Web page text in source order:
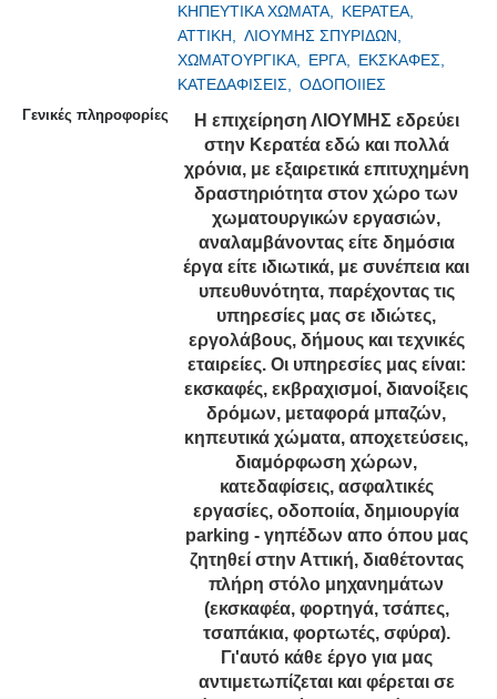
ΚΗΠΕΥΤΙΚΑ ΧΩΜΑΤΑ,
ΚΕΡΑΤΕΑ,
ΑΤΤΙΚΗ,
ΛΙΟΥΜΗΣ ΣΠΥΡΙΔΩΝ,
ΧΩΜΑΤΟΥΡΓΙΚΑ,
ΕΡΓΑ,
ΕΚΣΚΑΦΕΣ,
ΚΑΤΕΔΑΦΙΣΕΙΣ,
ΟΔΟΠΟΙΙΕΣ
Γενικές πληροφορίες
Η επιχείρηση ΛΙΟΥΜΗΣ εδρεύει
στην Κερατέα εδώ και πολλά
χρόνια, με εξαιρετικά επιτυχημένη
δραστηριότητα στον χώρο των
χωματουργικών εργασιών,
αναλαμβάνοντας είτε δημόσια
έργα είτε ιδιωτικά, με συνέπεια και
υπευθυνότητα, παρέχοντας τις
υπηρεσίες μας σε ιδιώτες,
εργολάβους, δήμους και τεχνικές
εταιρείες. Οι υπηρεσίες μας είναι:
εκσκαφές, εκβραχισμοί, διανοίξεις
δρόμων, μεταφορά μπαζών,
κηπευτικά χώματα, αποχετεύσεις,
διαμόρφωση χώρων,
κατεδαφίσεις, ασφαλτικές
εργασίες, οδοποιία, δημιουργία
parking - γηπέδων απο όπου μας
ζητηθεί στην Αττική, διαθέτοντας
πλήρη στόλο μηχανημάτων
(εκσκαφέα, φορτηγά, τσάπες,
τσαπάκια, φορτωτές, σφύρα).
Γι'αυτό κάθε έργο για μας
αντιμετωπίζεται και φέρεται σε